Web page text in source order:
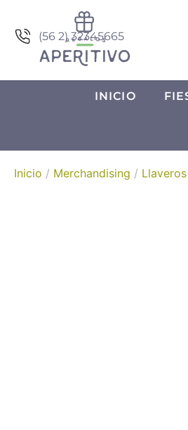
(56 2) 32345665
INICIO
Inicio / Merchandising / Llaveros